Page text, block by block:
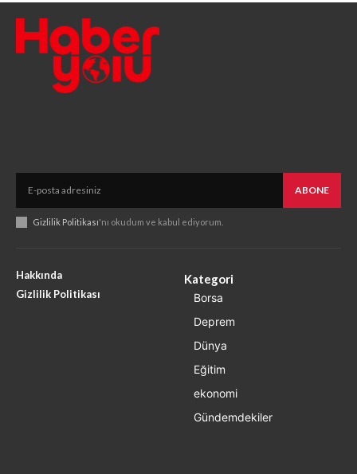
ABONE
Gizlilik Politikası'nı okudum ve kabul ediyorum.
Hakkında
Gizlilik Politikası
Kategori
Borsa
Deprem
Dünya
Eğitim
ekonomi
Gündemdekiler